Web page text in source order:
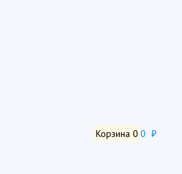
Корзина 0 0 ₽